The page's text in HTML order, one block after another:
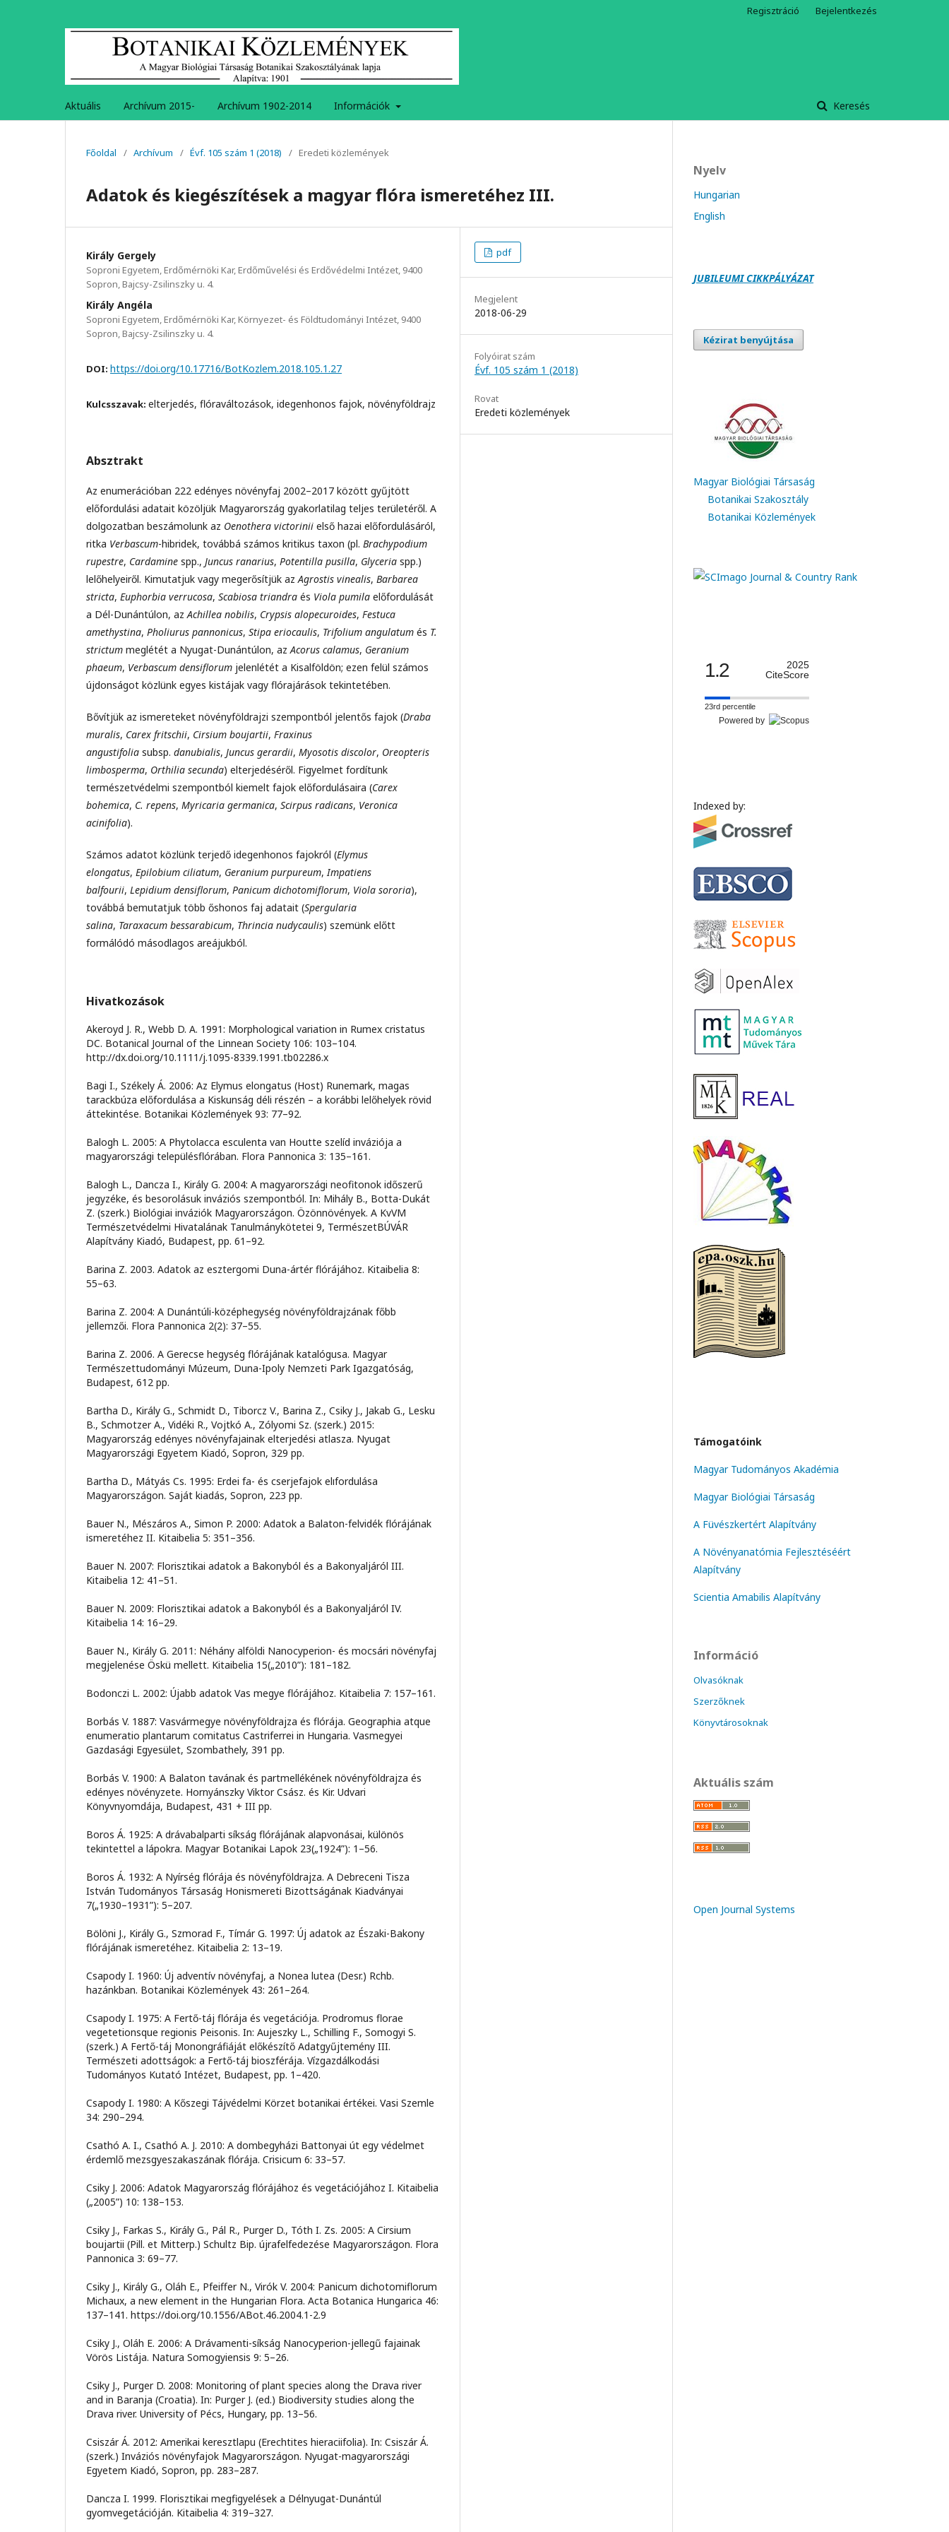
Aktuális Archívum 2015- Archívum 1902-2014 Információk Keresés
Regisztráció Bejelentkezés
Főoldal / Archívum / Évf. 105 szám 1 (2018) / Eredeti közlemények
Adatok és kiegészítések a magyar flóra ismeretéhez III.
Király Gergely
Soproni Egyetem, Erdőmérnöki Kar, Erdőművelési és Erdővédelmi Intézet, 9400
Sopron, Bajcsy-Zsilinszky u. 4.
Király Angéla
Soproni Egyetem, Erdőmérnöki Kar, Környezet- és Földtudományi Intézet, 9400
Sopron, Bajcsy-Zsilinszky u. 4.
DOI: https://doi.org/10.17716/BotKozlem.2018.105.1.27
Kulcsszavak: elterjedés, flóraváltozások, idegenhonos fajok, növényföldrajz
Absztrakt
Az enumerációban 222 edényes növényfaj 2002–2017 között gyűjtött
előfordulási adatait közöljük Magyarország gyakorlatilag teljes területéről. A
dolgozatban beszámolunk az Oenothera victorinii első hazai előfordulásáról,
ritka Verbascum-hibridek, továbbá számos kritikus taxon (pl. Brachypodium
rupestre, Cardamine spp., Juncus ranarius, Potentilla pusilla, Glyceria spp.)
lelőhelyeiről. Kimutatjuk vagy megerősítjük azAgrostis vinealis, Barbarea
stricta, Euphorbia verrucosa, Scabiosa triandra és Viola pumila előfordulását
a Dél-Dunántúlon, azAchillea nobilis, Crypsis alopecuroides, Festuca
amethystina, Pholiurus pannonicus, Stipa eriocaulis, Trifolium angulatum és T.
strictum meglétét a Nyugat-Dunántúlon, azAcorus calamus, Geranium
phaeum, Verbascum densiflorum jelenlétét a Kisalföldön; ezen felül számos
újdonságot közlünk egyes kistájak vagy flórajárások tekintetében.
Bővítjük az ismereteket növényföldrajzi szempontból jelentős fajok (Draba
muralis, Carex fritschii, Cirsium boujartii, Fraxinus
angustifolia subsp. danubialis, Juncus gerardii, Myosotis discolor, Oreopteris
limbosperma, Orthilia secunda) elterjedéséről. Figyelmet fordítunk
természetvédelmi szempontból kiemelt fajok előfordulásaira (Carex
bohemica, C. repens, Myricaria germanica, Scirpus radicans, Veronica
acinifolia).
Számos adatot közlünk terjedő idegenhonos fajokról (Elymus
elongatus, Epilobium ciliatum, Geranium purpureum,Impatiens
balfourii, Lepidium densiflorum, Panicum dichotomiflorum, Viola sororia),
továbbá bemutatjuk több őshonos faj adatait (Spergularia
salina, Taraxacum bessarabicum, Thrincia nudycaulis) szemünk előtt
formálódó másodlagos areájukból.
Hivatkozások
Akeroyd J. R., Webb D. A. 1991: Morphological variation in Rumex cristatus
DC. Botanical Journal of the Linnean Society 106: 103–104.
http://dx.doi.org/10.1111/j.1095-8339.1991.tb02286.x
Bagi I., Székely Á. 2006: Az Elymus elongatus (Host) Runemark, magas
tarackbúza előfordulása a Kiskunság déli részén – a korábbi lelőhelyek rövid
áttekintése. Botanikai Közlemények 93: 77–92.
Balogh L. 2005: A Phytolacca esculenta van Houtte szelíd inváziója a
magyarországi településflórában. Flora Pannonica 3: 135–161.
Balogh L., Dancza I., Király G. 2004: A magyarországi neofitonok időszerű
jegyzéke, és besorolásuk inváziós szempontból. In: Mihály B., Botta-Dukát
Z. (szerk.) Biológiai inváziók Magyarországon. Özönnövények. A KvVM
Természetvédelmi Hivatalának Tanulmánykötetei 9, TermészetBÚVÁR
Alapítvány Kiadó, Budapest, pp. 61–92.
Barina Z. 2003. Adatok az esztergomi Duna-ártér flórájához. Kitaibelia 8:
55–63.
Barina Z. 2004: A Dunántúli-középhegység növényföldrajzának főbb
jellemzői. Flora Pannonica 2(2): 37–55.
Barina Z. 2006. A Gerecse hegység flórájának katalógusa. Magyar
Természettudományi Múzeum, Duna-Ipoly Nemzeti Park Igazgatóság,
Budapest, 612 pp.
Bartha D., Király G., Schmidt D., Tiborcz V., Barina Z., Csiky J., Jakab G., Lesku
B., Schmotzer A., Vidéki R., Vojtkó A., Zólyomi Sz. (szerk.) 2015:
Magyarország edényes növényfajainak elterjedési atlasza. Nyugat
Magyarországi Egyetem Kiadó, Sopron, 329 pp.
Bartha D., Mátyás Cs. 1995: Erdei fa- és cserjefajok elıfordulása
Magyarországon. Saját kiadás, Sopron, 223 pp.
Bauer N., Mészáros A., Simon P. 2000: Adatok a Balaton-felvidék flórájának
ismeretéhez II. Kitaibelia 5: 351–356.
Bauer N. 2007: Florisztikai adatok a Bakonyból és a Bakonyaljáról III.
Kitaibelia 12: 41–51.
Bauer N. 2009: Florisztikai adatok a Bakonyból és a Bakonyaljáról IV.
Kitaibelia 14: 16–29.
Bauer N., Király G. 2011: Néhány alföldi Nanocyperion- és mocsári növényfaj
megjelenése Öskü mellett. Kitaibelia 15(„2010”): 181–182.
Bodonczi L. 2002: Újabb adatok Vas megye flórájához. Kitaibelia 7: 157–161.
Borbás V. 1887: Vasvármegye növényföldrajza és flórája. Geographia atque
enumeratio plantarum comitatus Castriferrei in Hungaria. Vasmegyei
Gazdasági Egyesület, Szombathely, 391 pp.
Borbás V. 1900: A Balaton tavának és partmellékének növényföldrajza és
edényes növényzete. Hornyánszky Viktor Csász. és Kir. Udvari
Könyvnyomdája, Budapest, 431 + III pp.
Boros Á. 1925: A drávabalparti síkság flórájának alapvonásai, különös
tekintettel a lápokra. Magyar Botanikai Lapok 23(„1924”): 1–56.
Boros Á. 1932: A Nyírség flórája és növényföldrajza. A Debreceni Tisza
István Tudományos Társaság Honismereti Bizottságának Kiadványai
7(„1930–1931”): 5–207.
Bölöni J., Király G., Szmorad F., Tímár G. 1997: Új adatok az Északi-Bakony
flórájának ismeretéhez. Kitaibelia 2: 13–19.
Csapody I. 1960: Új adventív növényfaj, a Nonea lutea (Desr.) Rchb.
hazánkban. Botanikai Közlemények 43: 261–264.
Csapody I. 1975: A Fertő-táj flórája és vegetációja. Prodromus florae
vegetetionsque regionis Peisonis. In: Aujeszky L., Schilling F., Somogyi S.
(szerk.) A Fertő-táj Monongráfiáját előkészítő Adatgyűjtemény III.
Természeti adottságok: a Fertő-táj bioszférája. Vízgazdálkodási
Tudományos Kutató Intézet, Budapest, pp. 1–420.
Csapody I. 1980: A Kőszegi Tájvédelmi Körzet botanikai értékei. Vasi Szemle
34: 290–294.
Csathó A. I., Csathó A. J. 2010: A dombegyházi Battonyai út egy védelmet
érdemlő mezsgyeszakaszának flórája. Crisicum 6: 33–57.
Csiky J. 2006: Adatok Magyarország flórájához és vegetációjához I. Kitaibelia
(„2005”) 10: 138–153.
Csiky J., Farkas S., Király G., Pál R., Purger D., Tóth I. Zs. 2005: A Cirsium
boujartii (Pill. et Mitterp.) Schultz Bip. újrafelfedezése Magyarországon. Flora
Pannonica 3: 69–77.
Csiky J., Király G., Oláh E., Pfeiffer N., Virók V. 2004: Panicum dichotomiflorum
Michaux, a new element in the Hungarian Flora. Acta Botanica Hungarica 46:
137–141. https://doi.org/10.1556/ABot.46.2004.1-2.9
Csiky J., Oláh E. 2006: A Drávamenti-síkság Nanocyperion-jellegű fajainak
Vörös Listája. Natura Somogyiensis 9: 5–26.
Csiky J., Purger D. 2008: Monitoring of plant species along the Drava river
and in Baranja (Croatia). In: Purger J. (ed.) Biodiversity studies along the
Drava river. University of Pécs, Hungary, pp. 13–56.
Csiszár Á. 2012: Amerikai keresztlapu (Erechtites hieraciifolia). In: Csiszár Á.
(szerk.) Inváziós növényfajok Magyarországon. Nyugat-magyarországi
Egyetem Kiadó, Sopron, pp. 283–287.
Dancza I. 1999. Florisztikai megfigyelések a Délnyugat-Dunántúl
gyomvegetációján. Kitaibelia 4: 319–327.
pdf
Megjelent
2018-06-29
Folyóirat szám
Évf. 105 szám 1 (2018)
Rovat
Eredeti közlemények
Nyelv
Hungarian
English
JUBILEUMI CIKKPÁLYÁZAT
Kézirat benyújtása
Magyar Biológiai Társaság
Botanikai Szakosztály
Botanikai Közlemények
1.2
2025
CiteScore
23rd percentile
Powered by
Indexed by:
Támogatóink
Magyar Tudományos Akadémia
Magyar Biológiai Társaság
A Füvészkertért Alapítvány
A Növényanatómia Fejlesztéséért
Alapítvány
Scientia Amabilis Alapítvány
Információ
Olvasóknak
Szerzőknek
Könyvtárosoknak
Aktuális szám
Open Journal Systems